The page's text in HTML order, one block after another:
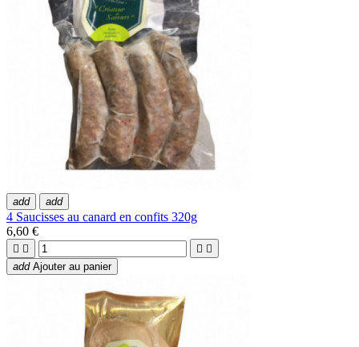
add add
4 Saucisses au canard en confits 320g
6,60 €
   
add Ajouter au panier